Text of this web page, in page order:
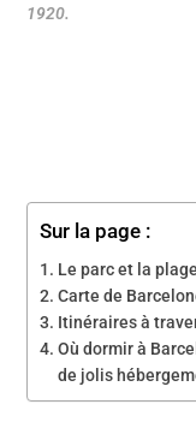
1920.
Sur la page :
Le parc et la
Carte de
Itinéraires à
Où dormir à
de jolis